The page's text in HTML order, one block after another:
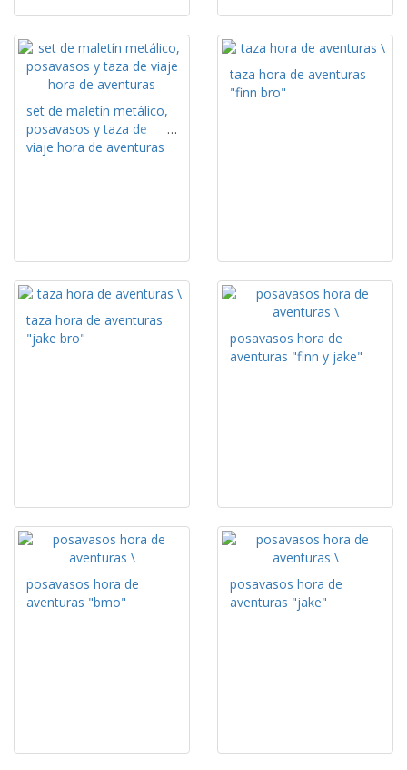
set de maletín metálico,
posavasos y taza de
viaje hora de aventuras
taza hora de aventuras
"finn bro"
taza hora de aventuras
"jake bro"
posavasos hora de
aventuras "finn y jake"
posavasos hora de
aventuras "bmo"
posavasos hora de
aventuras "jake"